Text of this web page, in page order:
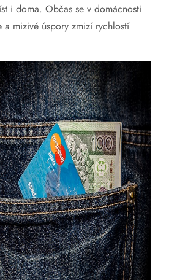
i doma. Občas se v domácnosti
a mizivé úspory zmizí rychlostí